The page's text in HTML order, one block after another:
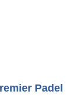
Padel